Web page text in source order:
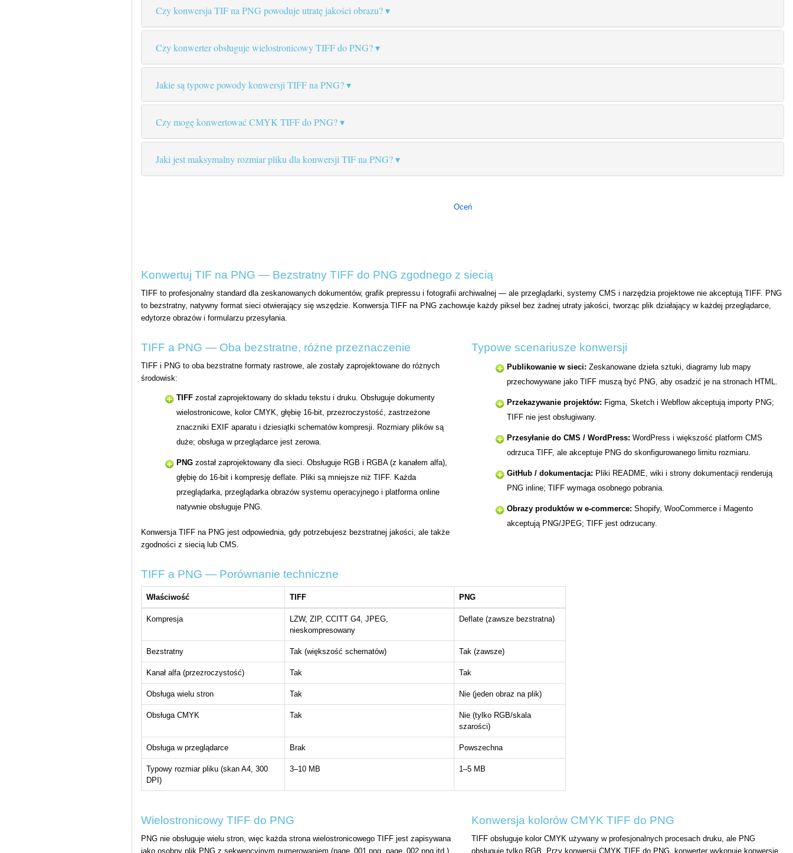
Czy konwersja TIF na PNG powoduje utratę jakości obrazu?
Czy konwerter obsługuje wielostronicowy TIFF do PNG?
Jakie są typowe powody konwersji TIFF na PNG?
Czy mogę konwertować CMYK TIFF do PNG?
Jaki jest maksymalny rozmiar pliku dla konwersji TIF na PNG?
Oceń
Konwertuj TIF na PNG — Bezstratny TIFF do PNG zgodnego z siecią
TIFF to profesjonalny standard dla zeskanowanych dokumentów, grafik prepressu i fotografii archiwalnej — ale przeglądarki, systemy CMS i narzędzia projektowe nie akceptują TIFF. PNG
to bezstratny, natywny format sieci otwierający się wszędzie. Konwersja TIFF na PNG zachowuje każdy piksel bez żadnej utraty jakości, tworząc plik działający w każdej przeglądarce,
edytorze obrazów i formularzu przesyłania.
TIFF a PNG — Oba bezstratne, różne przeznaczenie
TIFF i PNG to oba bezstratne formaty rastrowe, ale zostały zaprojektowane do różnych
środowisk:
TIFF został zaprojektowany do składu tekstu i druku. Obsługuje dokumenty
wielostronicowe, kolor CMYK, głębię 16-bit, przezroczystość, zastrzeżone
znaczniki EXIF aparatu i dziesiątki schematów kompresji. Rozmiary plików są
duże; obsługa w przeglądarce jest zerowa.
PNG został zaprojektowany dla sieci. Obsługuje RGB i RGBA (z kanałem alfa),
głębię do 16-bit i kompresję deflate. Pliki są mniejsze niż TIFF. Każda
przeglądarka, przeglądarka obrazów systemu operacyjnego i platforma online
natywnie obsługuje PNG.
Konwersja TIFF na PNG jest odpowiednia, gdy potrzebujesz bezstratnej jakości, ale także
zgodności z siecią lub CMS.
Typowe scenariusze konwersji
Publikowanie w sieci: Zeskanowane dzieła sztuki, diagramy lub mapy
przechowywane jako TIFF muszą być PNG, aby osadzić je na stronach HTML.
Przekazywanie projektów: Figma, Sketch i Webflow akceptują importy PNG;
TIFF nie jest obsługiwany.
Przesyłanie do CMS / WordPress: WordPress i większość platform CMS
odrzuca TIFF, ale akceptuje PNG do skonfigurowanego limitu rozmiaru.
GitHub / dokumentacja: Pliki README, wiki i strony dokumentacji renderują
PNG inline; TIFF wymaga osobnego pobrania.
Obrazy produktów w e-commerce: Shopify, WooCommerce i Magento
akceptują PNG/JPEG; TIFF jest odrzucany.
TIFF a PNG — Porównanie techniczne
Właściwość TIFF PNG
Kompresja
LZW, ZIP, CCITT G4, JPEG,
nieskompresowany
Deflate (zawsze bezstratna)
Bezstratny Tak (większość schematów) Tak (zawsze)
Kanał alfa (przezroczystość) Tak Tak
Obsługa wielu stron Tak Nie (jeden obraz na plik)
Obsługa CMYK Tak
Nie (tylko RGB/skala
szarości)
Obsługa w przeglądarce Brak Powszechna
Typowy rozmiar pliku (skan A4, 300
DPI)
3–10 MB 1–5 MB
Wielostronicowy TIFF do PNG
PNG nie obsługuje wielu stron, więc każda strona wielostronicowego TIFF jest zapisywana
jako osobny plik PNG z sekwencyjnym numerowaniem (page_001.png, page_002.png itd.).
Konwersja kolorów CMYK TIFF do PNG
TIFF obsługuje kolor CMYK używany w profesjonalnych procesach druku, ale PNG
obsługuje tylko RGB. Przy konwersji CMYK TIFF do PNG, konwerter wykonuje konwersję